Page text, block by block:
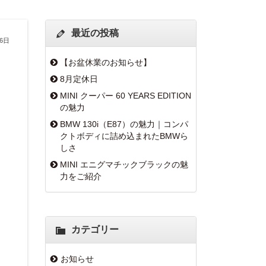
日
最近の投稿
【お盆休業のお知らせ】
8月定休日
MINI クーパー 60 YEARS EDITION
の魅力
BMW 130i（E87）の魅力｜コンパ
クトボディに詰め込まれたBMWら
しさ
MINI エニグマチックブラックの魅
力をご紹介
カテゴリー
お知らせ